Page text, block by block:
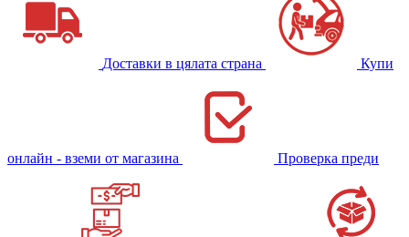
Доставки в цялата страна Купи
онлайн - вземи от магазина Проверка преди